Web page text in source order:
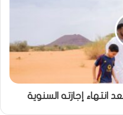
إجازته السنوية